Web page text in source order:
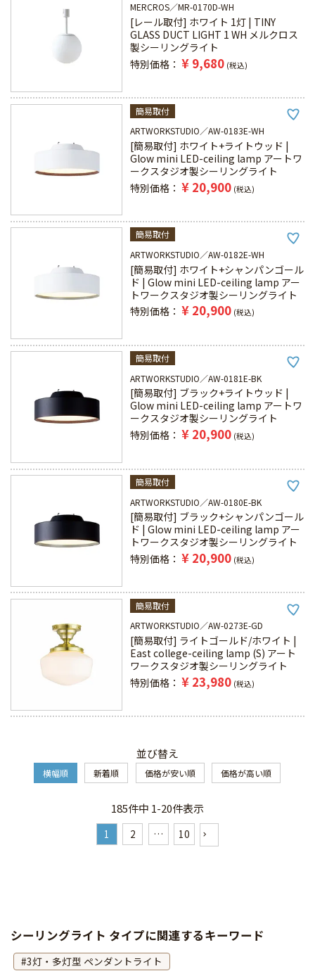
MERCROS
MR-0170D-WH
[レール取付] ホワイト 1灯 | TINY
GLASS DUCT LIGHT 1 WH メルクロス
製シーリングライト
特別価格
¥ 9,680 税込
簡易取付
ARTWORKSTUDIO
AW-0183E-WH
[簡易取付] ホワイト+ライトウッド |
Glow mini LED-ceiling lamp アートワ
ークスタジオ製シーリングライト
特別価格
¥ 20,900 税込
簡易取付
ARTWORKSTUDIO
AW-0182E-WH
[簡易取付] ホワイト+シャンパンゴール
ド | Glow mini LED-ceiling lamp アー
トワークスタジオ製シーリングライト
特別価格
¥ 20,900 税込
簡易取付
ARTWORKSTUDIO
AW-0181E-BK
[簡易取付] ブラック+ライトウッド |
Glow mini LED-ceiling lamp アートワ
ークスタジオ製シーリングライト
特別価格
¥ 20,900 税込
簡易取付
ARTWORKSTUDIO
AW-0180E-BK
[簡易取付] ブラック+シャンパンゴール
ド | Glow mini LED-ceiling lamp アー
トワークスタジオ製シーリングライト
特別価格
¥ 20,900 税込
簡易取付
ARTWORKSTUDIO
AW-0273E-GD
[簡易取付] ライトゴールド/ホワイト |
East college-ceiling lamp (S) アート
ワークスタジオ製シーリングライト
特別価格
¥ 23,980 税込
並び替え
横幅順 新着順 価格が安い順 価格が高い順
185件中 1-20件表示
1 2 … 10
シーリングライト タイプに関連するキーワード
3灯・多灯型 ペンダントライト